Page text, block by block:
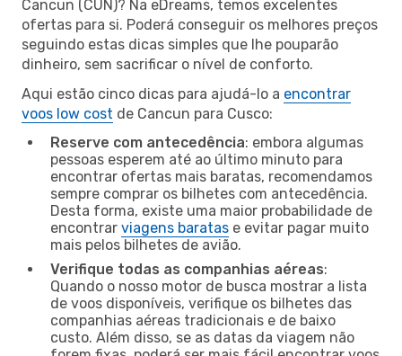
Cancun (CUN)? Na eDreams, temos excelentes
ofertas para si. Poderá conseguir os melhores preços
seguindo estas dicas simples que lhe pouparão
dinheiro, sem sacrificar o nível de conforto.
Aqui estão cinco dicas para ajudá-lo a encontrar
voos low cost de Cancun para Cusco:
Reserve com antecedência: embora algumas
pessoas esperem até ao último minuto para
encontrar ofertas mais baratas, recomendamos
sempre comprar os bilhetes com antecedência.
Desta forma, existe uma maior probabilidade de
encontrar viagens baratas e evitar pagar muito
mais pelos bilhetes de avião.
Verifique todas as companhias aéreas:
Quando o nosso motor de busca mostrar a lista
de voos disponíveis, verifique os bilhetes das
companhias aéreas tradicionais e de baixo
custo. Além disso, se as datas da viagem não